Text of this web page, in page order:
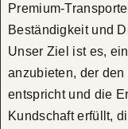
Premium-
Beständigkeit und
Unser Ziel ist es,
anzubieten, der
entspricht und die
Kundschaft erfüllt,